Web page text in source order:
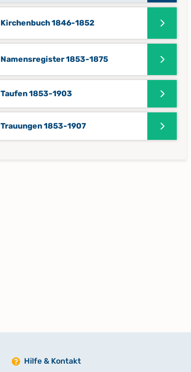
Kirchenbuch 1846-1852
Namensregister 1853-1875
Taufen 1853-1903
Trauungen 1853-1907
Hilfe & Kontakt